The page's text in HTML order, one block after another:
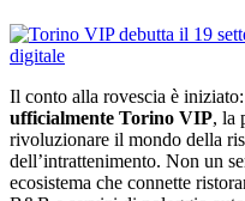
Il conto alla rovescia è
ufficialmente Torino VIP, la
rivoluzionare il mondo della
dell’intrattenimento. Non un
ecosistema che connette